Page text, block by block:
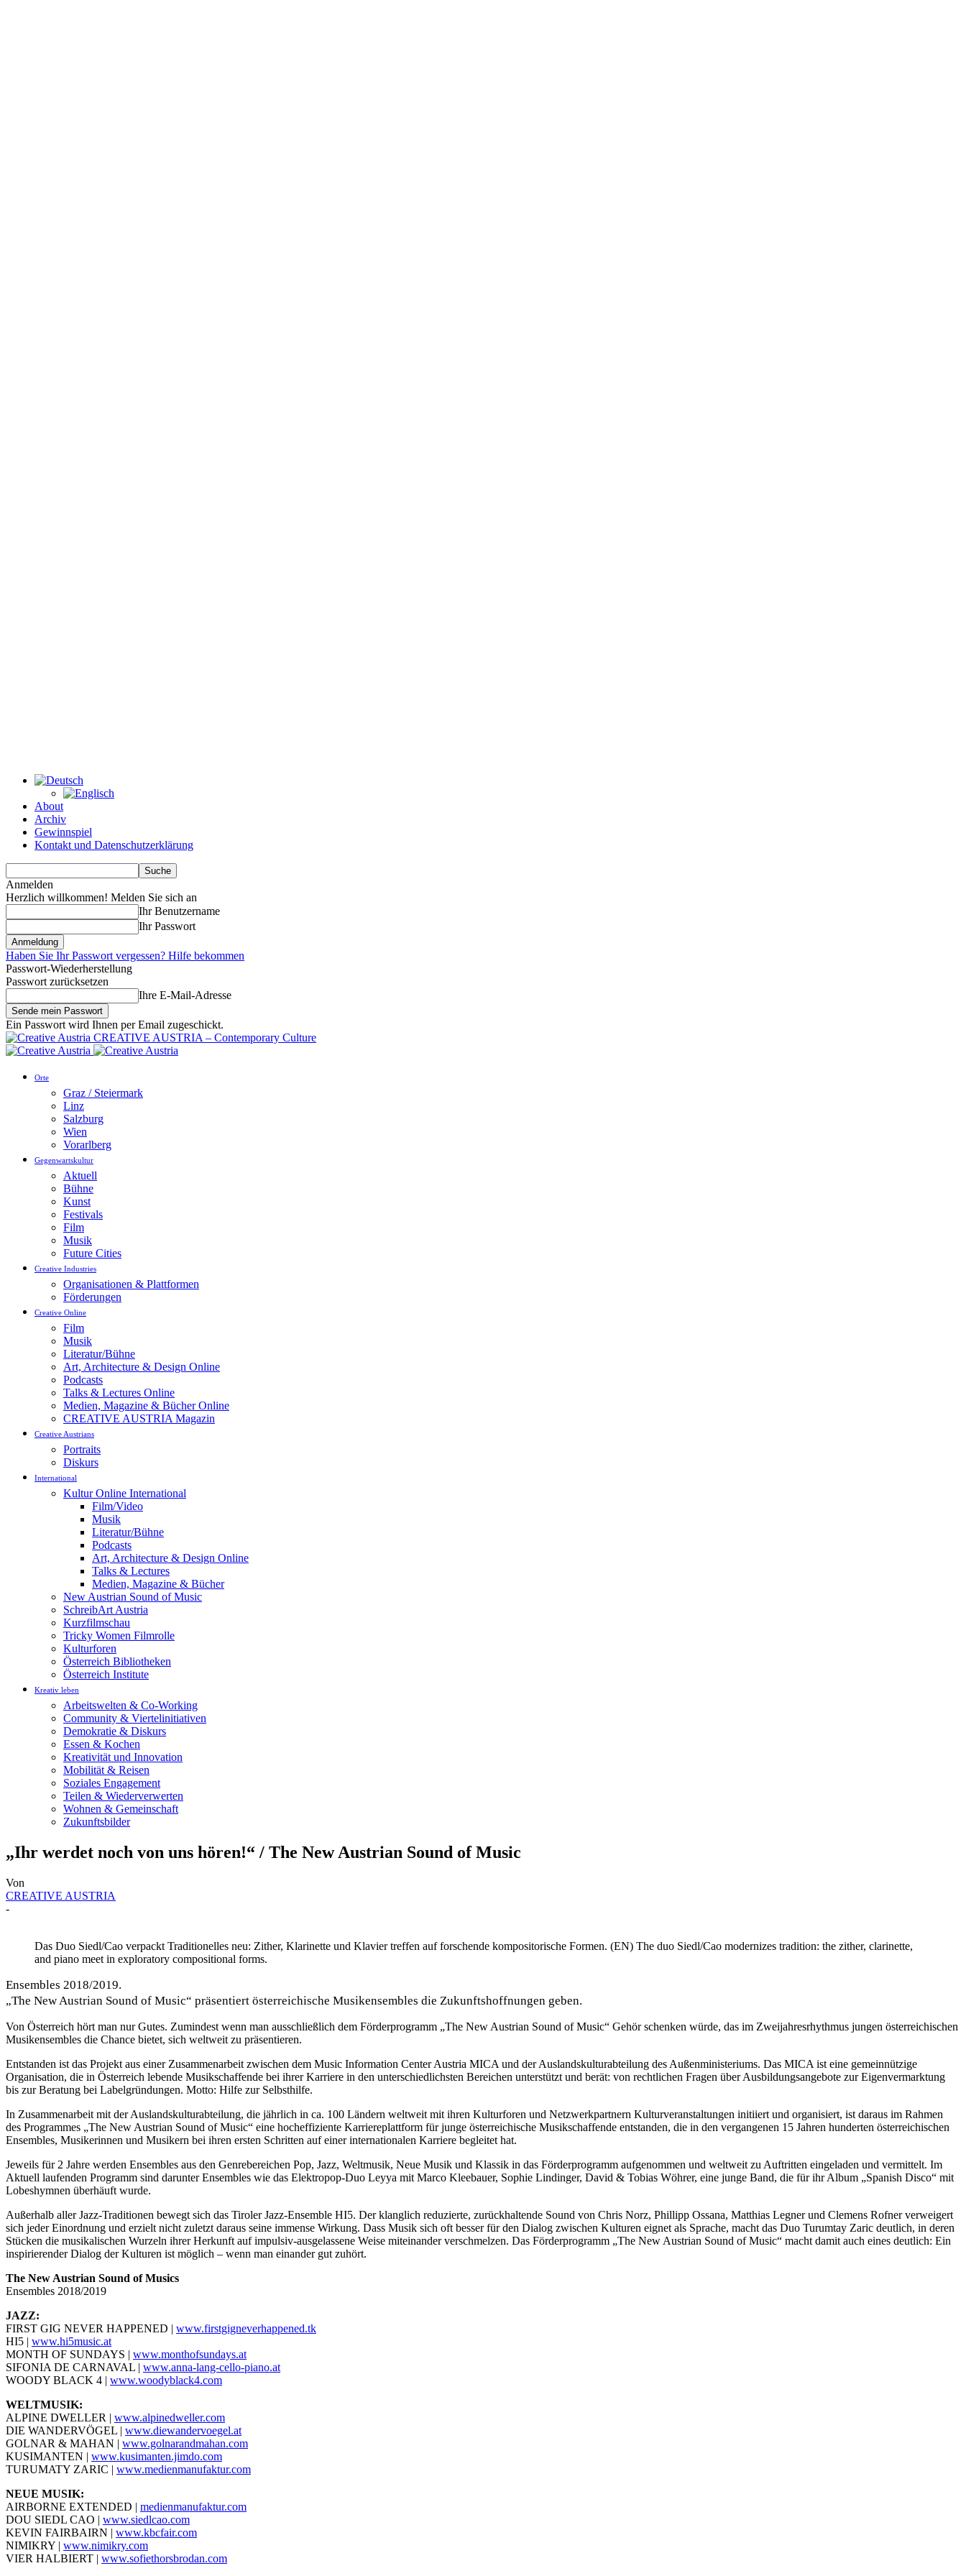
About
Archiv
Gewinnspiel
Kontakt und Datenschutzerklärung
Anmelden
Herzlich willkommen! Melden Sie sich an
Ihr Benutzername
Ihr Passwort
Haben Sie Ihr Passwort vergessen? Hilfe bekommen
Passwort-Wiederherstellung
Passwort zurücksetzen
Ihre E-Mail-Adresse
Ein Passwort wird Ihnen per Email zugeschickt.
CREATIVE AUSTRIA – Contemporary Culture
Orte
Graz / Steiermark
Linz
Salzburg
Wien
Vorarlberg
Gegenwartskultur
Aktuell
Bühne
Kunst
Festivals
Film
Musik
Future Cities
Creative Industries
Organisationen & Plattformen
Förderungen
Creative Online
Film
Musik
Literatur/Bühne
Art, Architecture & Design Online
Podcasts
Talks & Lectures Online
Medien, Magazine & Bücher Online
CREATIVE AUSTRIA Magazin
Creative Austrians
Portraits
Diskurs
International
Kultur Online International
Film/Video
Musik
Literatur/Bühne
Podcasts
Art, Architecture & Design Online
Talks & Lectures
Medien, Magazine & Bücher
New Austrian Sound of Music
SchreibArt Austria
Kurzfilmschau
Tricky Women Filmrolle
Kulturforen
Österreich Bibliotheken
Österreich Institute
Kreativ leben
Arbeitswelten & Co-Working
Community & Viertelinitiativen
Demokratie & Diskurs
Essen & Kochen
Kreativität und Innovation
Mobilität & Reisen
Soziales Engagement
Teilen & Wiederverwerten
Wohnen & Gemeinschaft
Zukunftsbilder
„Ihr werdet noch von uns hören!“ / The New Austrian Sound of Music
Von
CREATIVE AUSTRIA
-
Das Duo Siedl/Cao verpackt Traditionelles neu: Zither, Klarinette und Klavier treffen auf forschende kompositorische Formen. (EN) The duo Siedl/Cao modernizes tradition: the zither, clarinette,
and piano meet in exploratory compositional forms.
Ensembles 2018/2019.
„The New Austrian Sound of Music“ präsentiert österreichische Musikensembles die Zukunftshoffnungen geben.
Von Österreich hört man nur Gutes. Zumindest wenn man ausschließlich dem Förderprogramm „The New Austrian Sound of Music“ Gehör schenken würde, das im Zweijahresrhythmus jungen österreichischen
Musikensembles die Chance bietet, sich weltweit zu präsentieren.
Entstanden ist das Projekt aus einer Zusammenarbeit zwischen dem Music Information Center Austria MICA und der Auslandskulturabteilung des Außenministeriums. Das MICA ist eine gemeinnützige
Organisation, die in Österreich lebende Musikschaffende bei ihrer Karriere in den unterschiedlichsten Bereichen unterstützt und berät: von rechtlichen Fragen über Ausbildungsangebote zur Eigenvermarktung
bis zur Beratung bei Labelgründungen. Motto: Hilfe zur Selbsthilfe.
In Zusammenarbeit mit der Auslandskulturabteilung, die jährlich in ca. 100 Ländern weltweit mit ihren Kulturforen und Netzwerkpartnern Kulturveranstaltungen initiiert und organisiert, ist daraus im Rahmen
des Programmes „The New Austrian Sound of Music“ eine hocheffiziente Karriereplattform für junge österreichische Musikschaffende entstanden, die in den vergangenen 15 Jahren hunderten österreichischen
Ensembles, Musikerinnen und Musikern bei ihren ersten Schritten auf einer internationalen Karriere begleitet hat.
Jeweils für 2 Jahre werden Ensembles aus den Genrebereichen Pop, Jazz, Weltmusik, Neue Musik und Klassik in das Förderprogramm aufgenommen und weltweit zu Auftritten eingeladen und vermittelt. Im
Aktuell laufenden Programm sind darunter Ensembles wie das Elektropop-Duo Leyya mit Marco Kleebauer, Sophie Lindinger, David & Tobias Wöhrer, eine junge Band, die für ihr Album „Spanish Disco“ mit
Lobeshymnen überhäuft wurde.
Außerhalb aller Jazz-Traditionen bewegt sich das Tiroler Jazz-Ensemble HI5. Der klanglich reduzierte, zurückhaltende Sound von Chris Norz, Phillipp Ossana, Matthias Legner und Clemens Rofner verweigert
sich jeder Einordnung und erzielt nicht zuletzt daraus seine immense Wirkung. Dass Musik sich oft besser für den Dialog zwischen Kulturen eignet als Sprache, macht das Duo Turumtay Zaric deutlich, in deren
Stücken die musikalischen Wurzeln ihrer Herkunft auf impulsiv-ausgelassene Weise miteinander verschmelzen. Das Förderprogramm „The New Austrian Sound of Music“ macht damit auch eines deutlich: Ein
inspirierender Dialog der Kulturen ist möglich – wenn man einander gut zuhört.
The New Austrian Sound of Musics
Ensembles 2018/2019
JAZZ:
FIRST GIG NEVER HAPPENED | www.firstgigneverhappened.tk
HI5 | www.hi5music.at
MONTH OF SUNDAYS | www.monthofsundays.at
SIFONIA DE CARNAVAL | www.anna-lang-cello-piano.at
WOODY BLACK 4 | www.woodyblack4.com
WELTMUSIK:
ALPINE DWELLER | www.alpinedweller.com
DIE WANDERVÖGEL | www.diewandervoegel.at
GOLNAR & MAHAN | www.golnarandmahan.com
KUSIMANTEN | www.kusimanten.jimdo.com
TURUMATY ZARIC | www.medienmanufaktur.com
NEUE MUSIK:
AIRBORNE EXTENDED | medienmanufaktur.com
DOU SIEDL CAO | www.siedlcao.com
KEVIN FAIRBAIRN | www.kbcfair.com
NIMIKRY | www.nimikry.com
VIER HALBIERT | www.sofiethorsbrodan.com